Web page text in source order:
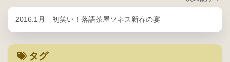
2016.1月 初笑い！落語茶屋ソネス新春の宴
タグ